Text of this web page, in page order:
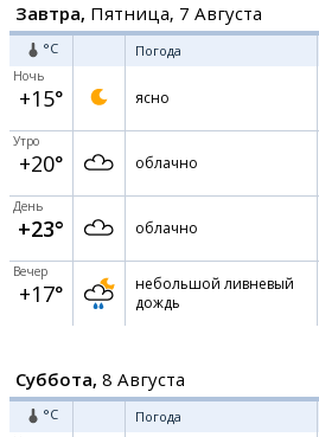
Завтра, Пятница, 7 Августа
°C Погода
Ночь
+15° ясно
Утро
+20° облачно
День
+23° облачно
Вечер
+17°
небольшой ливневый
дождь
Суббота, 8 Августа
°C Погода